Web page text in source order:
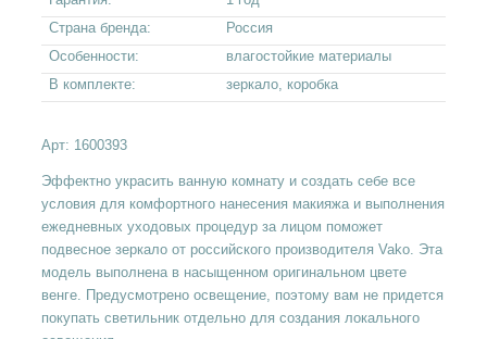
Страна бренда:
Россия
Особенности:
влагостойкие материалы
В комплекте:
зеркало, коробка
Арт: 1600393
Эффектно украсить ванную комнату и создать себе все
условия для комфортного нанесения макияжа и выполнения
ежедневных уходовых процедур за лицом поможет
подвесное зеркало от российского производителя Vako. Эта
модель выполнена в насыщенном оригинальном цвете
венге. Предусмотрено освещение, поэтому вам не придется
покупать светильник отдельно для создания локального